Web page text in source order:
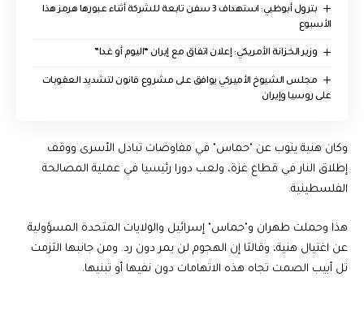
بترول أبوظبي: استهداف 3 سفن تابعة للشركة أثناء عبورها هرمز هذا
الأسبوع
وزير الخزانة الأمريكي: إعلان اتفاق مع إيران “اليوم أو غدا”
مجلس الشيوخ الأميركي يوافق على مشروع قانون لتشديد العقوبات
على روسيا وإيران
وكان هنية ينوب عن "حماس" في مفاوضات تبادل الأسرى ووقف
إطلاق النار في قطاع غزة، ولعب دورا رئيسيا في عملية المصالحة
الفلسطينية.
هذا وحملت طهران و"حماس" إسرائيل والولايات المتحدة المسؤولية
عن اغتيال هنية، وقالتا إن الهجوم لن يمر دون رد. ومن جانبها التزمت
تل أبيب الصمت تجاه هذه الاتهامات دون نفيها أو تبنيها.